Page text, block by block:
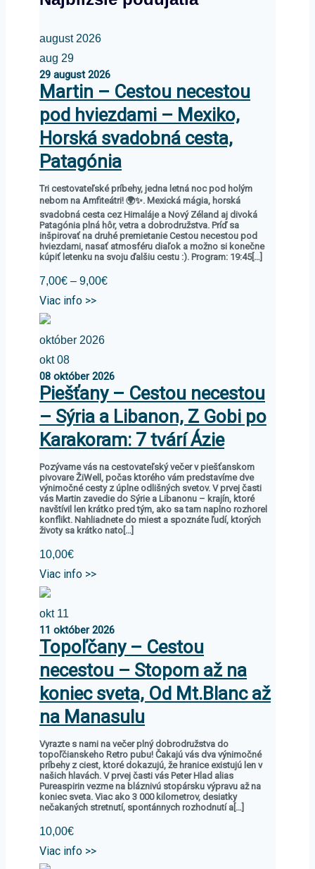
august 2026
aug 29
29 august2026
Martin – Cestou necestou
pod hviezdami – Mexiko,
Horská svadobná cesta,
Patagónia
Tri cestovateľské príbehy, jedna letná noc pod holým
nebom na Amfiteátri! 🌍✨. Mexická mágia, horská
svadobná cesta cez Himaláje a Nový Zéland aj divoká
Patagónia plná hôr, vetra a dobrodružstva. Príď sa
inšpirovať na druhé premietanie Cestou necestou pod
hviezdami, nasať atmosféru diaľok a možno si konečne
kúpiť letenku na svoju ďalšiu cestu :). Program: 19:45[…]
7,00€ – 9,00€
Viac info >>
október 2026
okt 08
08 október2026
Piešťany – Cestou necestou
– Sýria a Libanon, Z Gobi po
Karakoram: 7 tvárí Ázie
Pozývame vás na cestovateľský večer v piešťanskom
pivovare ŽiWell, počas ktorého vám predstavíme dve
výnimočné cesty z úplne odlišných svetov. V prvej časti
vás Martin zavedie do Sýrie a Libanonu – krajín, ktoré
navštívil len krátko pred tým, ako sa tam naplno rozhorel
konflikt. Nahliadnete do miest a spoznáte ľudí, ktorých
životy sa krátko nato[…]
10,00€
Viac info >>
okt 11
11 október2026
Topoľčany – Cestou
necestou – Stopom až na
koniec sveta, Od Mt.Blanc až
na Manasulu
Vyrazte s nami na večer plný dobrodružstva do
topoľčianskeho Retro pubu! Čakajú vás dva výnimočné
príbehy z ciest, ktoré dokazujú, že hranice existujú len v
našich hlavách. V prvej časti vás Peter Hlad alias
Pureaspirin vezme na bláznivú stopársku výpravu až na
koniec sveta. Viac ako 3 000 kilometrov, desiatky
nečakaných stretnutí, spontánnych rozhodnutí a[…]
10,00€
Viac info >>